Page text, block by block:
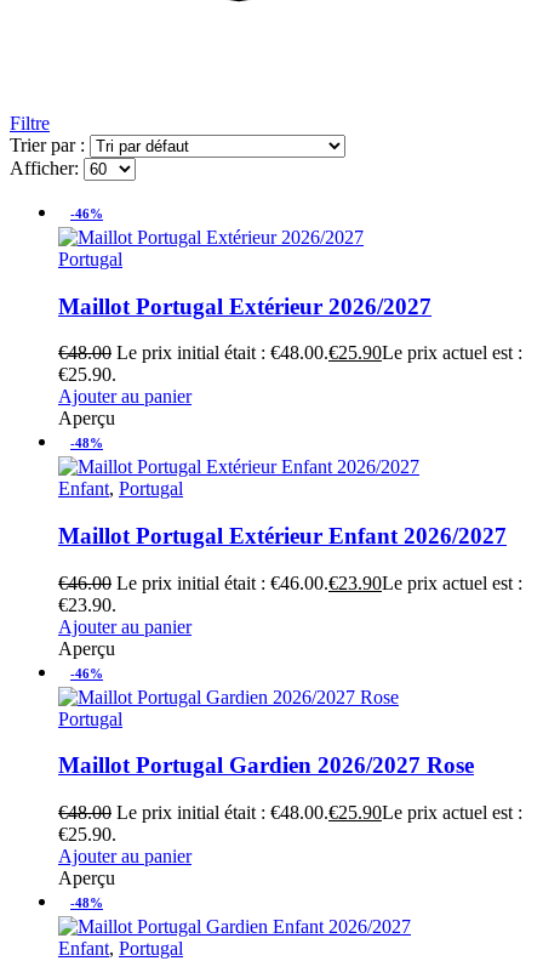
Filtre
Trier par :
Afficher:
-46%
Portugal
Maillot Portugal Extérieur 2026/2027
€48.00 Le prix initial était : €48.00.€25.90Le prix actuel est :
€25.90.
Ajouter au panier
Aperçu
-48%
Enfant, Portugal
Maillot Portugal Extérieur Enfant 2026/2027
€46.00 Le prix initial était : €46.00.€23.90Le prix actuel est :
€23.90.
Ajouter au panier
Aperçu
-46%
Portugal
Maillot Portugal Gardien 2026/2027 Rose
€48.00 Le prix initial était : €48.00.€25.90Le prix actuel est :
€25.90.
Ajouter au panier
Aperçu
-48%
Enfant, Portugal